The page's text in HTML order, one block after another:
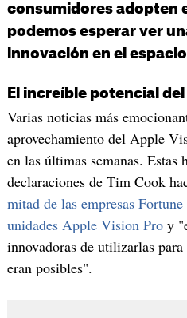
consumidores adopten
podemos esperar ver
innovación en el
El increíble potencial
Varias noticias más
aprovechamiento del Apple
en las últimas semanas. Estas
declaraciones de Tim Cook
mitad de las empresas
unidades Apple Vision Proy
innovadoras de utilizarlas para
eran posibles".